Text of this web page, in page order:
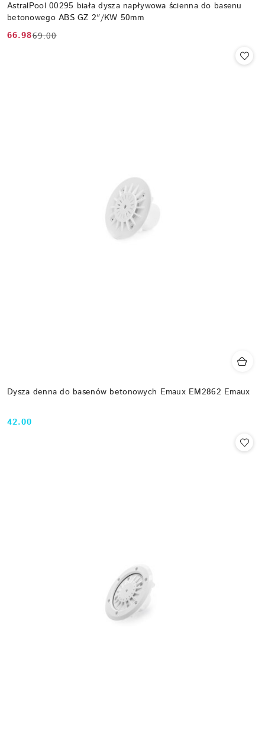
AstralPool 00295 biała dysza napływowa ścienna do basenu
betonowego ABS GZ 2″/KW 50mm
Cena
66.98
Cena 69.00
Dysza denna do basenów betonowych Emaux EM2862 Emaux
Cena:
42.00